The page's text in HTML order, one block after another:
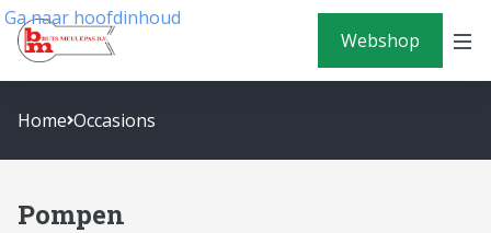
Ga naar hoofdinhoud
Webshop
Home Occasions
Pompen